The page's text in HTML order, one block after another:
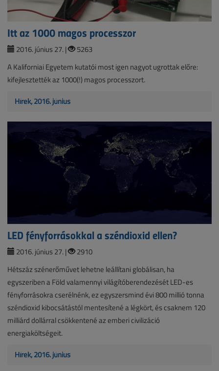
Itt az 1000 magos processzor
2016. június 27. |
5263
A Kaliforniai Egyetem kutatói most igen nagyot ugrottak előre:
kifejlesztették az 1000(!) magos processzort.
Hírek, 2016. június
LED fényforrásokkal a széndioxid ellen?
2016. június 27. |
2910
Hétszáz szénerőművet lehetne leállítani globálisan, ha
egyszeriben a Föld valamennyi világítóberendezését LED-es
fényforrásokra cserélnénk, ez egyszersmind évi 800 millió tonna
széndioxid kibocsátástól mentesítené a légkört, és csaknem 120
milliárd dollárral csökkentené az emberi civilizáció
energiaköltségeit.
Hírek, 2016. június